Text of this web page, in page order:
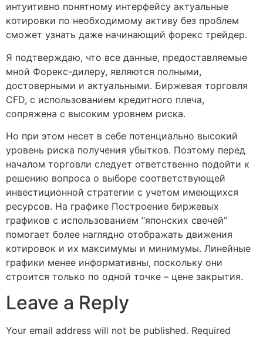
интуитивно понятному интерфейсу актуальные
котировки по необходимому активу без проблем
сможет узнать даже начинающий форекс трейдер.
Я подтверждаю, что все данные, предоставляемые
мной Форекс-дилеру, являются полными,
достоверными и актуальными. Биржевая торговля
CFD, с использованием кредитного плеча,
сопряжена с высоким уровнем риска.
Но при этом несет в себе потенциально высокий
уровень риска получения убытков. Поэтому перед
началом торговли следует ответственно подойти к
решению вопроса о выборе соответствующей
инвестиционной стратегии с учетом имеющихся
ресурсов. На графике Построение биржевых
графиков с использованием “японских свечей”
помогает более наглядно отображать движения
котировок и их максимумы и минимумы. Линейные
графики менее информативны, поскольку они
строится только по одной точке – цене закрытия.
Leave a Reply
Your email address will not be published. Required